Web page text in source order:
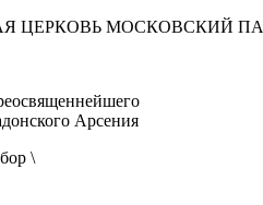
ЦЕРКОВЬ МОСКОВСКИЙ
Арсения